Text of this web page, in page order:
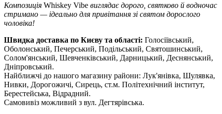
Композиція Whiskey Vibe виглядає дорого, святково й водночас
стримано — ідеально для привітання зі святом дорослого
чоловіка!
Швидка доставка по Києву та області: Голосіївський,
Оболонський, Печерський, Подільський, Святошинський,
Солом'янський, Шевченківський, Дарницький, Деснянський,
Дніпровський.
Найближчі до нашого магазину райони: Лук'янівка, Шулявка,
Нивки, Дорогожичі, Сирець, ст.м. Політехнічний інститут,
Берестейська, Відрадний.
Самовивіз можливий з вул. Дегтярівська.